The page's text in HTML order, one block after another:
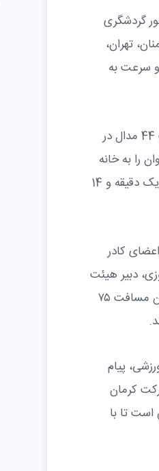
و محور گردشگری
تهران،
و سرعت به
تیم کرمان موتور با درخشش در هر دو بخش پیست و جاده توانست با کسب 44 مدال در
را به خانه
ببرد. همچنین مائده نظری، رکاب‌زن تیم کرمان موتور، موفق شد با ثبت زمان یک دقیقه و 14
این دوره بیش از ۵۰ ورزشکار و اعضای کادر
دبیر هیئت
دوچرخه سواری استان کرمان نیز اعلام کرد: در ماده استقامت، دوچرخه سواران مسافت ۷۵
پیام
کرمان
است تا با